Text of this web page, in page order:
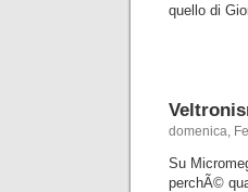
quello di
domenica,
Su
perchÃ©